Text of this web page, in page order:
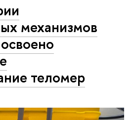
механизмов
теломер